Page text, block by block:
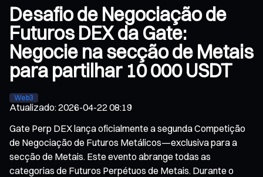
Desafio de Negociação de
Futuros DEX da Gate:
Negocie na secção de Metais
para partilhar 10 000 USDT
Web3
Atualizado:2026-04-22 08:19
Gate Perp DEX lança oficialmente a segunda Competição
de Negociação de Futuros Metálicos—exclusiva para a
secção de Metais. Este evento abrange todas as
categorias de Futuros Perpétuos de Metais. Durante o